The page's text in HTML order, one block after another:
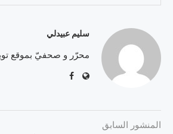
سليم عبيدلي
محرّر و صحفيّ بموقع
المنشور السابق